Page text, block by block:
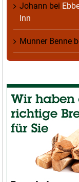
Johann bei
Inn
Munner Benne